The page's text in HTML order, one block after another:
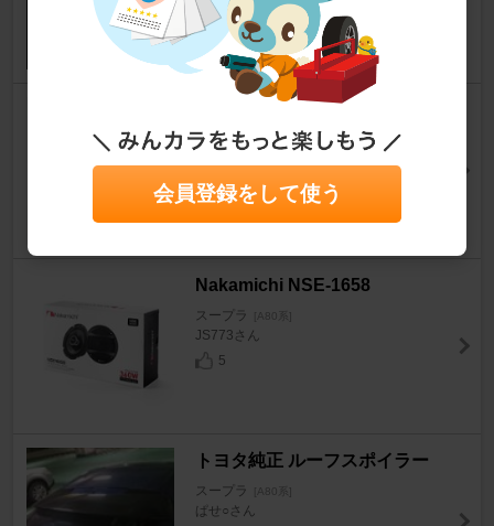
masa_supramk4さん
7
K&M CO. Rubber Spacer
スープラ [A80系]
3
Nakamichi NSE-1658
スープラ [A80系]
JS773さん
5
トヨタ純正 ルーフスポイラー
スープラ [A80系]
ぱせ○さん
会員登録をして使う